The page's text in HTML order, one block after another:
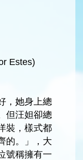
Estes)
，她身上總
但汪妲卻總
裝，樣式都
的。」，大
號稱擁有一